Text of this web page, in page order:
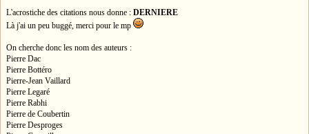
L'acrostiche des citations nous donne : DERNIERE
Là j'ai un peu buggé, merci pour le mp
On cherche donc les nom des auteurs :
Pierre Dac
Pierre Bottéro
Pierre-Jean Vaillard
Pierre Legaré
Pierre Rabhi
Pierre de Coubertin
Pierre Desproges